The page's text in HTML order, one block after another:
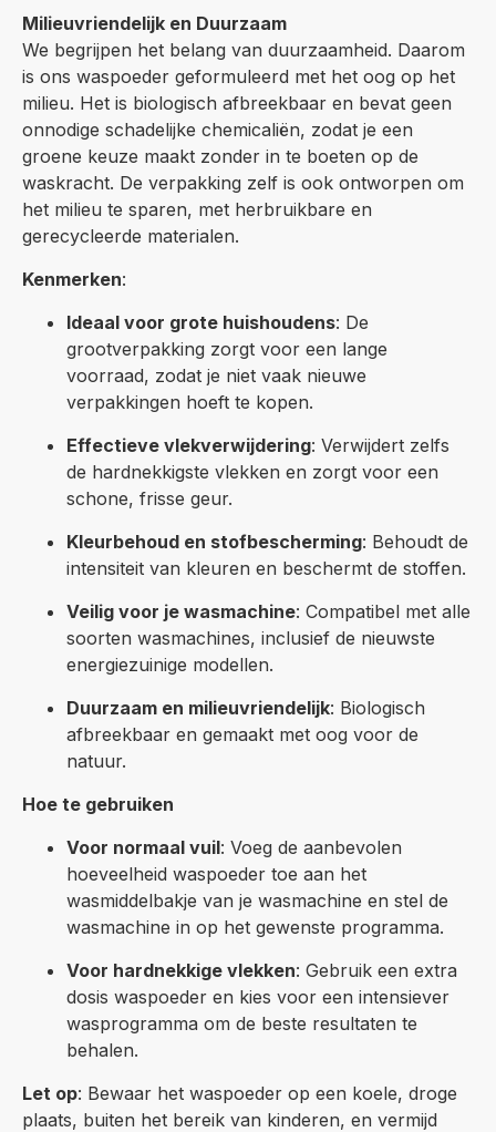
Milieuvriendelijk en Duurzaam
We begrijpen het belang van duurzaamheid. Daarom
is ons waspoeder geformuleerd met het oog op het
milieu. Het is biologisch afbreekbaar en bevat geen
onnodige schadelijke chemicaliën, zodat je een
groene keuze maakt zonder in te boeten op de
waskracht. De verpakking zelf is ook ontworpen om
het milieu te sparen, met herbruikbare en
gerecycleerde materialen.
Kenmerken:
Ideaal voor grote huishoudens: De
grootverpakking zorgt voor een lange
voorraad, zodat je niet vaak nieuwe
verpakkingen hoeft te kopen.
Effectieve vlekverwijdering: Verwijdert zelfs
de hardnekkigste vlekken en zorgt voor een
schone, frisse geur.
Kleurbehoud en stofbescherming: Behoudt de
intensiteit van kleuren en beschermt de stoffen.
Veilig voor je wasmachine: Compatibel met alle
soorten wasmachines, inclusief de nieuwste
energiezuinige modellen.
Duurzaam en milieuvriendelijk: Biologisch
afbreekbaar en gemaakt met oog voor de
natuur.
Hoe te gebruiken
Voor normaal vuil: Voeg de aanbevolen
hoeveelheid waspoeder toe aan het
wasmiddelbakje van je wasmachine en stel de
wasmachine in op het gewenste programma.
Voor hardnekkige vlekken: Gebruik een extra
dosis waspoeder en kies voor een intensiever
wasprogramma om de beste resultaten te
behalen.
Let op: Bewaar het waspoeder op een koele, droge
plaats, buiten het bereik van kinderen, en vermijd